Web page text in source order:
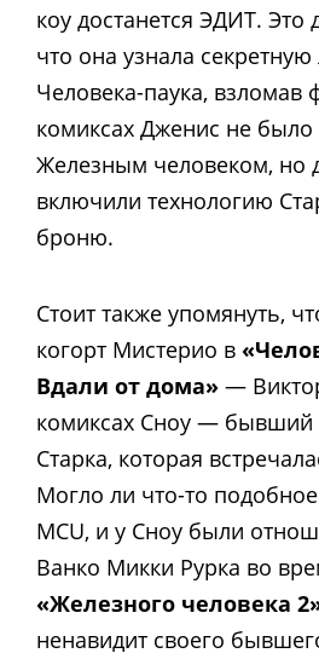
коу достанется ЭДИТ. Это
что она узнала
Человека-паука, взломав
комиксах Дженис не было
Железным человеком, но
включили технологию
броню.
Стоит также упомянуть,
когорт Мистерио в
Вдали от дома» —
комиксах Сноу — бывший
Старка, которая
Могло ли что-то
MCU, и у Сноу были
Ванко Микки Рурка во
«Железного человека
ненавидит своего